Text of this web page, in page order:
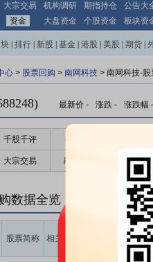
大宗交易 机构调研 期指持仓 公告大
资金 大盘资金 个股资金 板块资
排行 新股 基金 港股 美股 期货
心 > 股票回购 > 南网科技 > 南网科技-股
最新价 - 涨跌 - 涨跌幅 -
千股千评 公告
大宗交易 融资融券 高管持
数据全览
股票简称 相关
计划回购
价格区间